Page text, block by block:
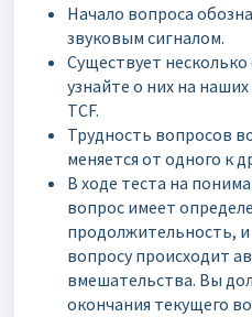
Начало вопроса
звуковым сигналом.
Существует
узнайте о них на
TCF.
Трудность вопросов
меняется от одного к
В ходе теста на
вопрос имеет
продолжительность,
вопросу происходит
вмешательства. Вы
окончания текущего